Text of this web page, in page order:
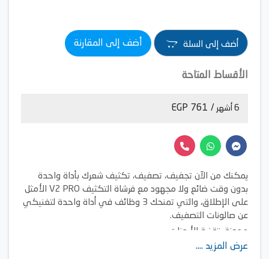
أضف إلى السلة أضف إلى المقارنة
الأقساط المتاحة
6 أشهر / 761 EGP
يمكنك من الآن تجفيف، تصفيف، تكثيف شعرك بأداة واحدة
بدون وقت ضائع ولا مجهود مع فرشاة التكثيف V2 PRO الأمثل
على الإطلاق، والتي تمنحك 3 وظائف في أداة واحدة لتغنيكي
عن صالونات التصفيف.
مجهزة بتقنية الأيونات
عرض المزيد ....